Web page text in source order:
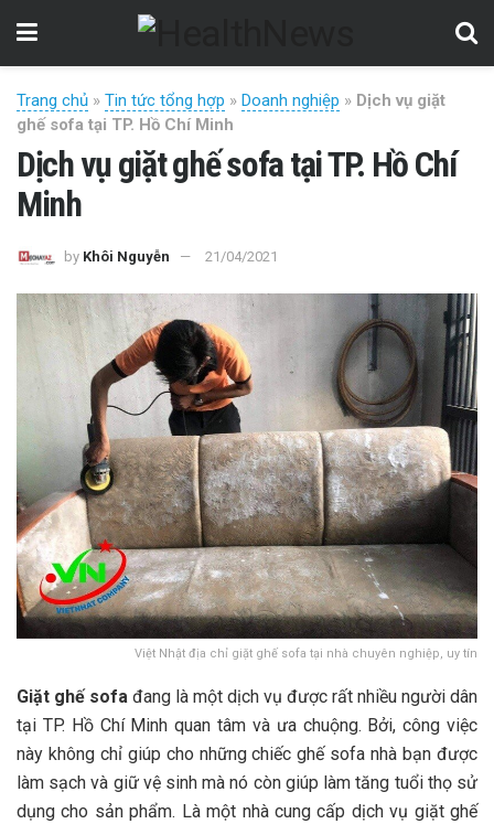
Trang chủ » Tin tức tổng hợp » Doanh nghiệp » Dịch vụ giặt
ghế sofa tại TP. Hồ Chí Minh
Dịch vụ giặt ghế sofa tại TP. Hồ Chí
Minh
by Khôi Nguyễn 21/04/2021
Việt Nhật địa chỉ giặt ghế sofa tại nhà chuyên nghiệp, uy tín
Giặt ghế sofa đang là một dịch vụ được rất nhiều người dân
tại TP. Hồ Chí Minh quan tâm và ưa chuộng. Bởi, công việc
này không chỉ giúp cho những chiếc ghế sofa nhà bạn được
làm sạch và giữ vệ sinh mà nó còn giúp làm tăng tuổi thọ sử
dụng cho sản phẩm. Là một nhà cung cấp dịch vụ giặt ghế